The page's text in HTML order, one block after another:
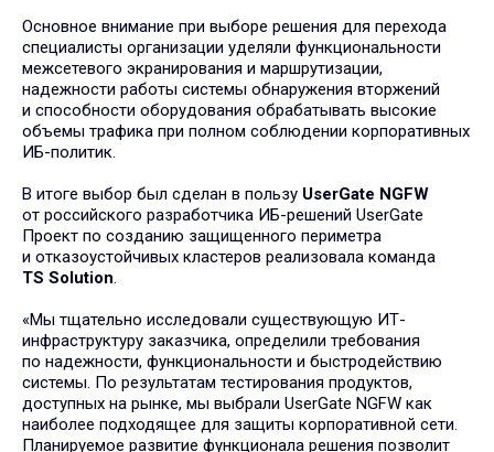
Основное внимание при выборе решения для перехода
специалисты организации уделяли функциональности
межсетевого экранирования и маршрутизации,
надежности работы системы обнаружения вторжений
и способности оборудования обрабатывать высокие
объемы трафика при полном соблюдении корпоративных
ИБ-политик.
В итоге выбор был сделан в пользу UserGate NGFW
от российского разработчика ИБ-решений UserGate
Проект по созданию защищенного периметра
и отказоустойчивых кластеров реализовала команда
TS Solution.
«Мы тщательно исследовали существующую ИТ-
инфраструктуру заказчика, определили требования
по надежности, функциональности и быстродействию
системы. По результатам тестирования продуктов,
доступных на рынке, мы выбрали UserGate NGFW как
наиболее подходящее для защиты корпоративной сети.
Планируемое развитие функционала решения позволит